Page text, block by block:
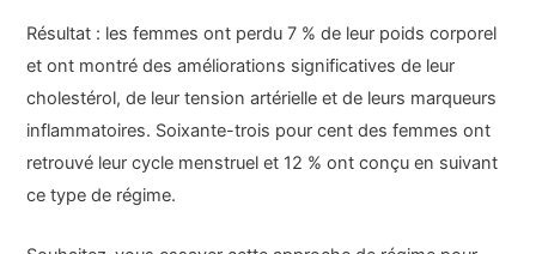
Résultat : les femmes ont perdu 7 % de leur poids corporel
et ont montré des améliorations significatives de leur
cholestérol, de leur tension artérielle et de leurs marqueurs
inflammatoires. Soixante-trois pour cent des femmes ont
retrouvé leur cycle menstruel et 12 % ont conçu en suivant
ce type de régime.